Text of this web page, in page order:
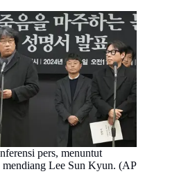
pers, menuntut
mendiang Lee Sun Kyun. (AP